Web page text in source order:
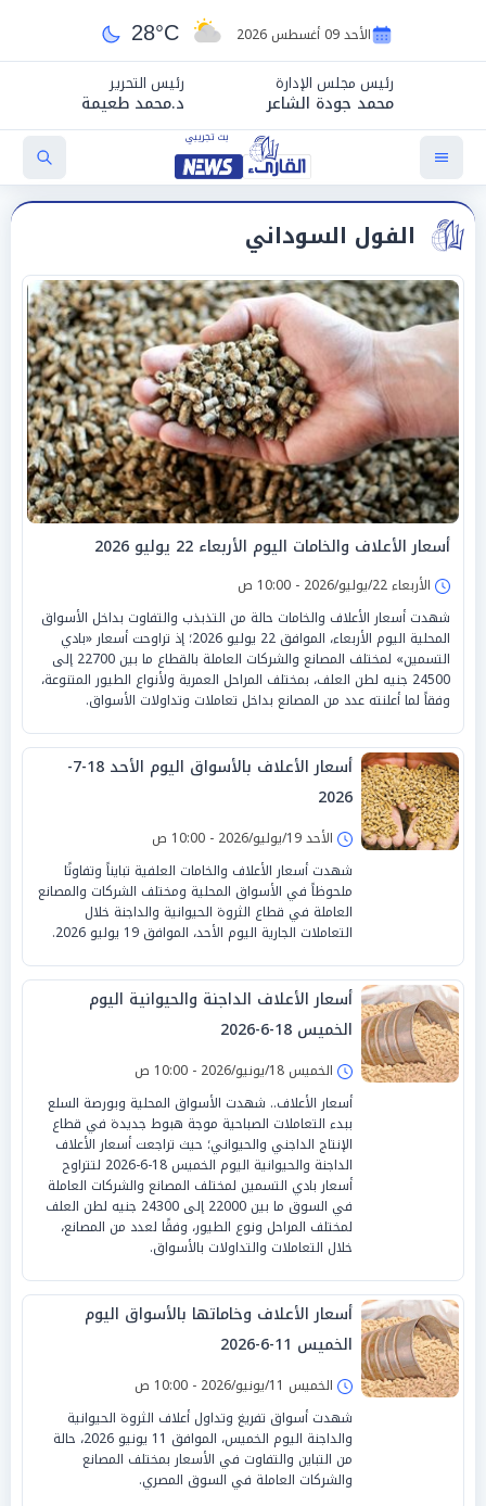
الأحد 09 أغسطس 2026 28°C
رئيس مجلس الإدارة
محمد جودة الشاعر
رئيس التحرير
د.محمد طعيمة
الفول السوداني
أسعار الأعلاف والخامات اليوم الأربعاء 22 يوليو 2026
الأربعاء 22/يوليو/2026 - 10:00 ص
شهدت أسعار الأعلاف والخامات حالة من التذبذب والتفاوت بداخل الأسواق
المحلية اليوم الأربعاء، الموافق 22 يوليو 2026؛ إذ تراوحت أسعار «بادي
التسمين» لمختلف المصانع والشركات العاملة بالقطاع ما بين 22700 إلى
24500 جنيه لطن العلف، بمختلف المراحل العمرية ولأنواع الطيور المتنوعة،
وفقاً لما أعلنته عدد من المصانع بداخل تعاملات وتداولات الأسواق.
أسعار الأعلاف بالأسواق اليوم الأحد 18-7-
2026
الأحد 19/يوليو/2026 - 10:00 ص
شهدت أسعار الأعلاف والخامات العلفية تبايناً وتفاوتًا
ملحوظاً في الأسواق المحلية ومختلف الشركات والمصانع
العاملة في قطاع الثروة الحيوانية والداجنة خلال
التعاملات الجارية اليوم الأحد، الموافق 19 يوليو 2026.
أسعار الأعلاف الداجنة والحيوانية اليوم
الخميس 18-6-2026
الخميس 18/يونيو/2026 - 10:00 ص
أسعار الأعلاف.. شهدت الأسواق المحلية وبورصة السلع
ببدء التعاملات الصباحية موجة هبوط جديدة في قطاع
الإنتاج الداجني والحيواني؛ حيث تراجعت أسعار الأعلاف
الداجنة والحيوانية اليوم الخميس 18-6-2026 لتتراوح
أسعار بادي التسمين لمختلف المصانع والشركات العاملة
في السوق ما بين 22000 إلى 24300 جنيه لطن العلف
لمختلف المراحل ونوع الطيور، وفقًا لعدد من المصانع،
خلال التعاملات والتداولات بالأسواق.
أسعار الأعلاف وخاماتها بالأسواق اليوم
الخميس 11-6-2026
الخميس 11/يونيو/2026 - 10:00 ص
شهدت أسواق تفريغ وتداول أعلاف الثروة الحيوانية
والداجنة اليوم الخميس، الموافق 11 يونيو 2026، حالة
من التباين والتفاوت في الأسعار بمختلف المصانع
والشركات العاملة في السوق المصري.